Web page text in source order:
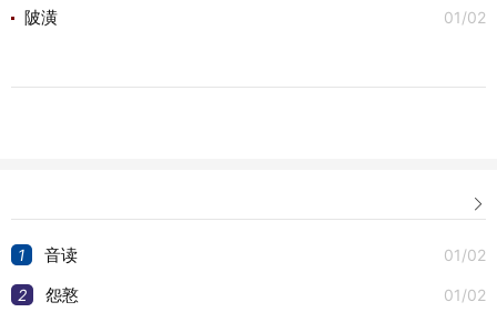
01/02
陂潢

1 01/02
音读
2 01/02
怨憝